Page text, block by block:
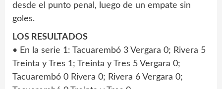
desde el punto penal, luego de un empate sin
goles.
LOS RESULTADOS
• En la serie 1: Tacuarembó 3 Vergara 0; Rivera 5
Treinta y Tres 1; Treinta y Tres 5 Vergara 0;
Tacuarembó 0 Rivera 0; Rivera 6 Vergara 0;